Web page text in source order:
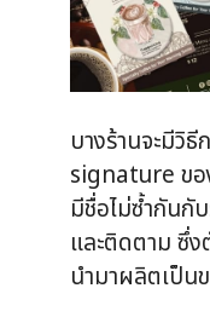
บางร้านจะมีวิ
signature ขอ
มีชื่อไม่ซ้ำกันกั
และติดตาม ซึ่
นำมาผลิตเป็น